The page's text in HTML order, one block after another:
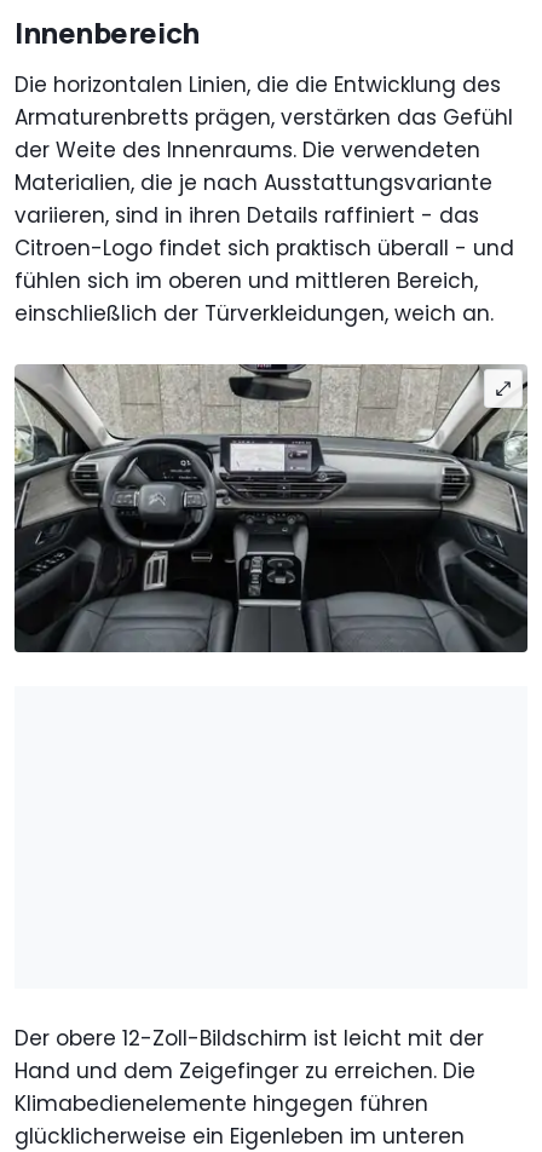
Innenbereich
Die horizontalen Linien, die die Entwicklung des
Armaturenbretts prägen, verstärken das Gefühl
der Weite des Innenraums. Die verwendeten
Materialien, die je nach Ausstattungsvariante
variieren, sind in ihren Details raffiniert - das
Citroen-Logo findet sich praktisch überall - und
fühlen sich im oberen und mittleren Bereich,
einschließlich der Türverkleidungen, weich an.
Der obere 12-Zoll-Bildschirm ist leicht mit der
Hand und dem Zeigefinger zu erreichen. Die
Klimabedienelemente hingegen führen
glücklicherweise ein Eigenleben im unteren